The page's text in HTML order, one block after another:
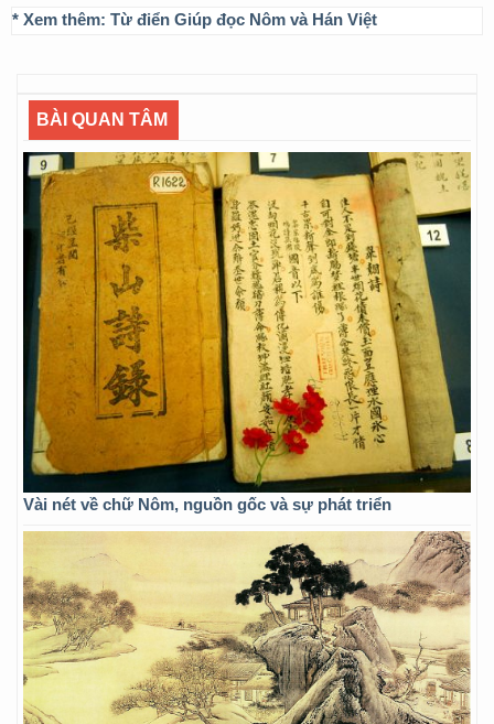
* Xem thêm: Từ điển Giúp đọc Nôm và Hán Việt
BÀI QUAN TÂM
Vài nét về chữ Nôm, nguồn gốc và sự phát triển